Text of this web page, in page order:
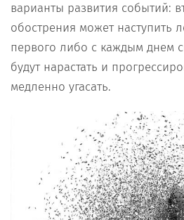
варианты развития событий:
обострения может наступить
первого либо с каждым днем
будут нарастать и
медленно угасать.